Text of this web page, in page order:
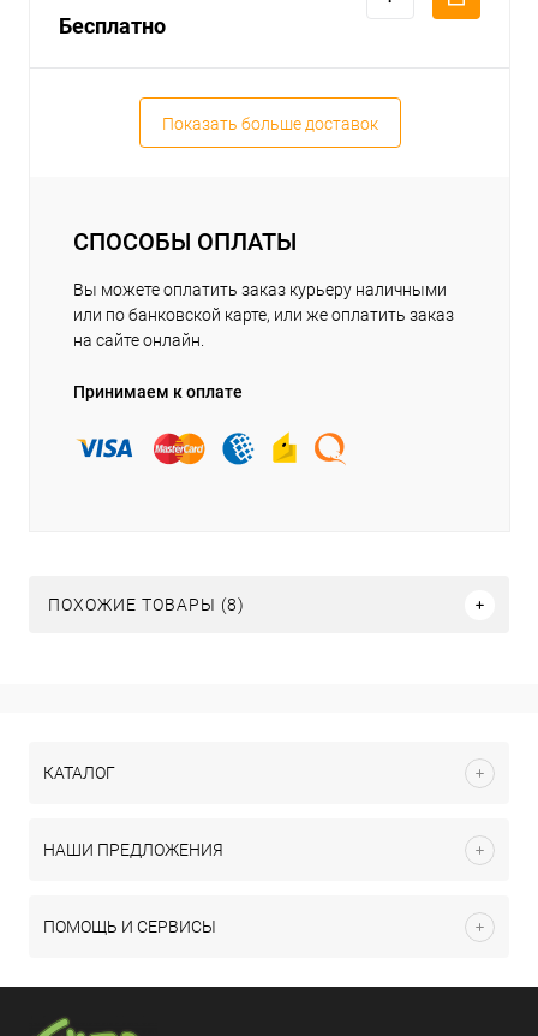
Бесплатно
Показать больше доставок
СПОСОБЫ ОПЛАТЫ
Вы можете оплатить заказ курьеру наличными
или по банковской карте, или же оплатить заказ
на сайте онлайн.
Принимаем к оплате
ПОХОЖИЕ ТОВАРЫ (8)
КАТАЛОГ
НАШИ ПРЕДЛОЖЕНИЯ
ПОМОЩЬ И СЕРВИСЫ